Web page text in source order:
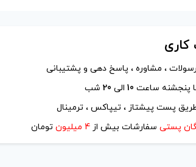
کاری
، مشاوره ، پاسخ دهی و پشتیبانی
پنجشنه ساعت 10الی 20شب
طریق پست پیشتاز ، تیپاکس ، ترمینال
پستی سفارشات بیش از 4 میلیون تومان